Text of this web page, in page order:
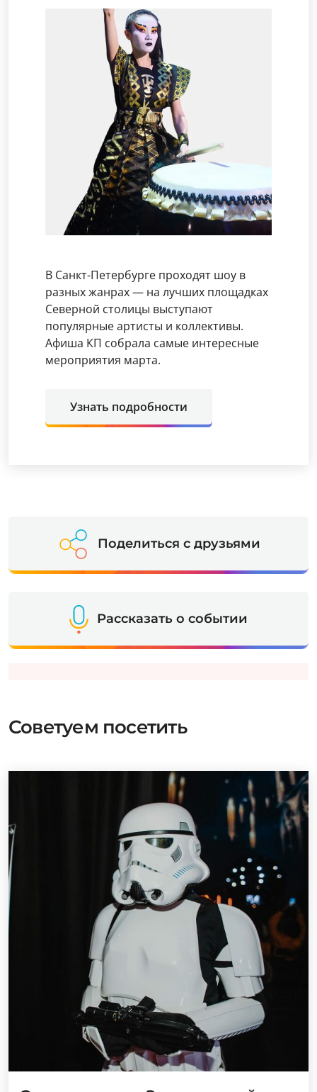
В Санкт-Петербурге проходят шоу в
разных жанрах — на лучших площадках
Северной столицы выступают
популярные артисты и коллективы.
Афиша КП собрала самые интересные
мероприятия марта.
Узнать подробности
Поделиться с друзьями
Рассказать о событии
Советуем посетить